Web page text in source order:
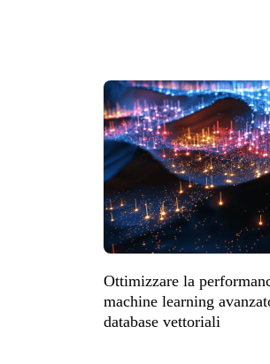
Ottimizzare la
machine learning
database vettoriali